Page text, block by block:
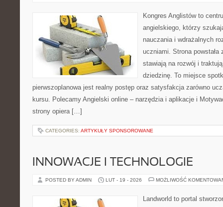
Kongres Anglistów to
angielskiego, którzy
nauczania i wdrażalnych
uczniami. Strona
stawiają na rozwój i
dziedzinę. To miejsce
pierwszoplanowa jest realny postęp oraz satysfakcja zarówno
kursu. Polecamy Angielski online – narzędzia i aplikacje i
strony opiera […]
CATEGORIES: ARTYKUŁY SPONSOROWANE
INNOWACJE I TECHNOLOGIE
POSTED BY ADMIN LUT - 19 - 2026 MOŻLIWOŚĆ
Landworld to portal